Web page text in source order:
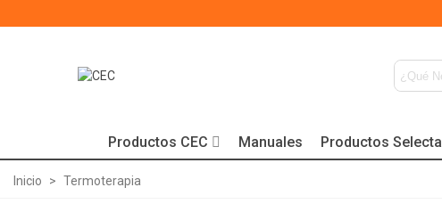
Productos CEC Manuales Productos Selecta
Inicio > Termoterapia